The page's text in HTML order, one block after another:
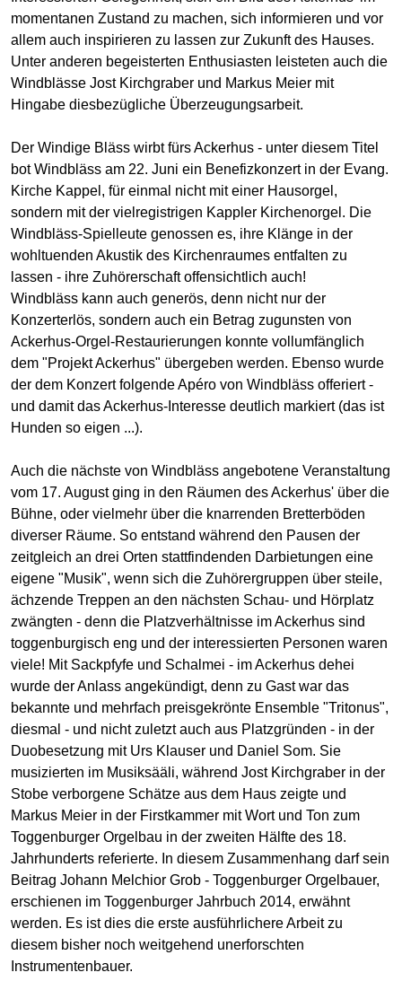
momentanen Zustand zu machen, sich informieren und vor
allem auch inspirieren zu lassen zur Zukunft des Hauses.
Unter anderen begeisterten Enthusiasten leisteten auch die
Windblässe Jost Kirchgraber und Markus Meier mit
Hingabe diesbezügliche Überzeugungsarbeit.
Der Windige Bläss wirbt fürs Ackerhus - unter diesem Titel
bot Windbläss am 22. Juni ein Benefizkonzert in der Evang.
Kirche Kappel, für einmal nicht mit einer Hausorgel,
sondern mit der vielregistrigen Kappler Kirchenorgel. Die
Windbläss-Spielleute genossen es, ihre Klänge in der
wohltuenden Akustik des Kirchenraumes entfalten zu
lassen - ihre Zuhörerschaft offensichtlich auch!
Windbläss kann auch generös, denn nicht nur der
Konzerterlös, sondern auch ein Betrag zugunsten von
Ackerhus-Orgel-Restaurierungen konnte vollumfänglich
dem "Projekt Ackerhus" übergeben werden. Ebenso wurde
der dem Konzert folgende Apéro von Windbläss offeriert -
und damit das Ackerhus-Interesse deutlich markiert (das ist
Hunden so eigen ...).
Auch die nächste von Windbläss angebotene Veranstaltung
vom 17. August ging in den Räumen des Ackerhus' über die
Bühne, oder vielmehr über die knarrenden Bretterböden
diverser Räume. So entstand während den Pausen der
zeitgleich an drei Orten stattfindenden Darbietungen eine
eigene "Musik", wenn sich die Zuhörergruppen über steile,
ächzende Treppen an den nächsten Schau- und Hörplatz
zwängten - denn die Platzverhältnisse im Ackerhus sind
toggenburgisch eng und der interessierten Personen waren
viele! Mit Sackpfyfe und Schalmei - im Ackerhus dehei
wurde der Anlass angekündigt, denn zu Gast war das
bekannte und mehrfach preisgekrönte Ensemble "Tritonus",
diesmal - und nicht zuletzt auch aus Platzgründen - in der
Duobesetzung mit Urs Klauser und Daniel Som. Sie
musizierten im Musiksääli, während Jost Kirchgraber in der
Stobe verborgene Schätze aus dem Haus zeigte und
Markus Meier in der Firstkammer mit Wort und Ton zum
Toggenburger Orgelbau in der zweiten Hälfte des 18.
Jahrhunderts referierte. In diesem Zusammenhang darf sein
Beitrag Johann Melchior Grob - Toggenburger Orgelbauer,
erschienen im Toggenburger Jahrbuch 2014, erwähnt
werden. Es ist dies die erste ausführlichere Arbeit zu
diesem bisher noch weitgehend unerforschten
Instrumentenbauer.